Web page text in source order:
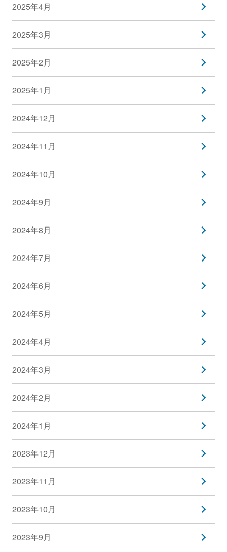
2025年4月
2025年3月
2025年2月
2025年1月
2024年12月
2024年11月
2024年10月
2024年9月
2024年8月
2024年7月
2024年6月
2024年5月
2024年4月
2024年3月
2024年2月
2024年1月
2023年12月
2023年11月
2023年10月
2023年9月